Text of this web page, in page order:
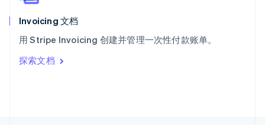
Invoicing 文档
用 Stripe Invoicing 创建并管理一次性付款账单。
探索文档
匈牙利
English
ItalianoEnglish
印度
English